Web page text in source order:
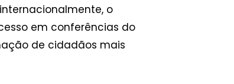
o
em conferências do
de cidadãos mais